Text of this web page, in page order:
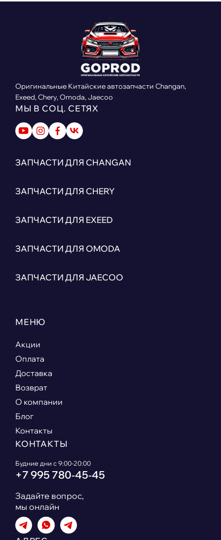
Оригинальные Китайские автозапчасти Changan,
Exeed, Chery, Omoda, Jaecoo
МЫ В СОЦ. СЕТЯХ
ЗАПЧАСТИ ДЛЯ CHANGAN
ЗАПЧАСТИ ДЛЯ CHERY
ЗАПЧАСТИ ДЛЯ EXEED
ЗАПЧАСТИ ДЛЯ OMODA
ЗАПЧАСТИ ДЛЯ JAECOO
МЕНЮ
Акции
Оплата
Доставка
Возврат
О компании
Блог
Контакты
КОНТАКТЫ
Будние дни с 9:00-20:00
+7 995 780‑45‑45
Задайте вопрос,
мы онлайн